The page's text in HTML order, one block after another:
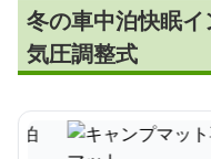
冬の車中泊快眠
気圧調整式